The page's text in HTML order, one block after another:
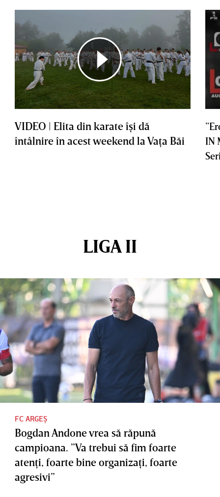
VIDEO | Elita din karate îşi dă
întâlnire în acest weekend la Vaţa Băi
IN
LIGA II
FC ARGEȘ
Bogdan Andone vrea să răpună
campioana. ”Va trebui să fim foarte
atenţi, foarte bine organizaţi, foarte
agresivi”